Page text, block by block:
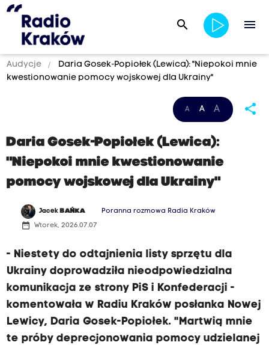
search menu
Audycje
Daria Gosek-Popiołek (Lewica): "Niepokoi mnie
kwestionowanie pomocy wojskowej dla Ukrainy"
A A A share
Daria Gosek-Popiołek (Lewica):
"Niepokoi mnie kwestionowanie
pomocy wojskowej dla Ukrainy"
Jacek BAŃKA Poranna rozmowa Radia Kraków
date_range Wtorek, 2026.07.07
- Niestety do odtajnienia listy sprzętu dla
Ukrainy doprowadziła nieodpowiedzialna
komunikacja ze strony PiS i Konfederacji -
komentowała w Radiu Kraków posłanka Nowej
Lewicy, Daria Gosek-Popiołek. "Martwią mnie
te próby deprecjonowania pomocy udzielanej